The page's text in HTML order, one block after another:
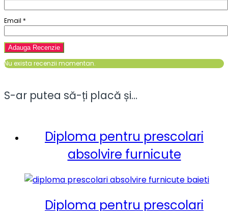
Email *
Nu exista recenzii momentan.
S-ar putea să-ți placă și…
Diploma pentru prescolari
absolvire furnicute
Diploma pentru prescolari